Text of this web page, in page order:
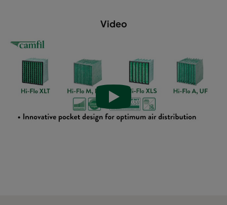
Hi-Flo XLS 6/640 2550 :: 592x592x640-6-25
Hi-Flo XLS 6/640 2550 :: 490x592x640-5-25
Hi-Flo XLS 6/640 2550 :: 287x592x640-3-25
Video